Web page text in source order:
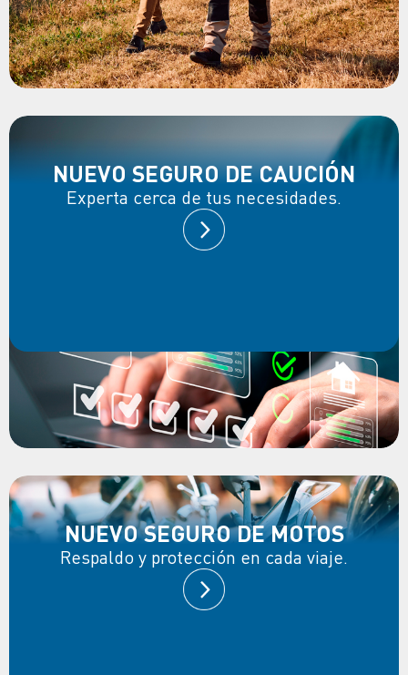
NUEVO SEGURO DE CAUCIÓN
Experta cerca de tus necesidades.
NUEVO SEGURO DE MOTOS
Respaldo y protección en cada viaje.